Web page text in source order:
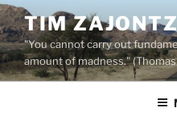
Skip
to
content
TIM ZAJONTZ
"You cannot carry out
amount of madness." (Thomas